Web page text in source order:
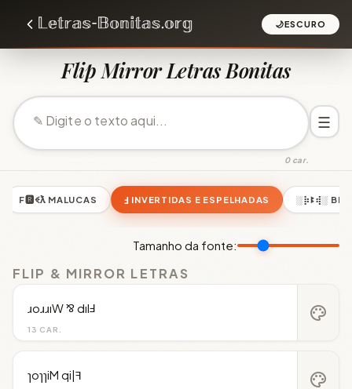
🌙ESCURO
Flip Mirror Letras Bonitas
0 car.
☰
F🆁ꈼƛ MALUCAS Ⅎ INVERTIDAS E ESPELHADAS ░⡷ꔪ⢾░
Tamanho da fonte:
FLIP & MIRROR LETRAS
13 CAR.
ɹoɹɹıW ⅋ dılℲ palette
ɿoɿɿiM qi|ꟻ palette